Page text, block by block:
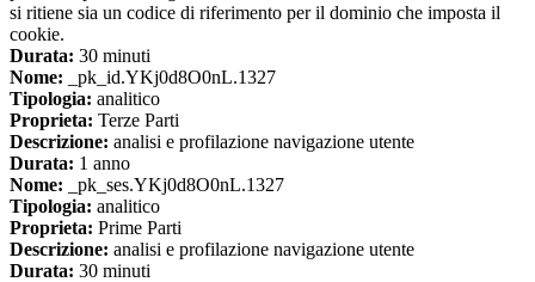
si ritiene sia un codice di riferimento per il dominio che imposta il
cookie.
Durata: 30 minuti
Nome: _pk_id.YKj0d8O0nL.1327
Tipologia: analitico
Proprieta: Terze Parti
Descrizione: analisi e profilazione navigazione utente
Durata: 1 anno
Nome: _pk_ses.YKj0d8O0nL.1327
Tipologia: analitico
Proprieta: Prime Parti
Descrizione: analisi e profilazione navigazione utente
Durata: 30 minuti